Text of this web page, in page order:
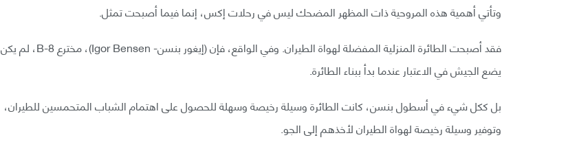
وتأتي أهمية هذه المروحية ذات المظهر المضحك ليس في رحلات إكس، إنما فيما أصبحت تمثل.
فقد أصبحت الطائرة المنزلية المفضلة لهواة الطيران. وفي الواقع، فإن (إيغور بنسن- Igor Bensen)، مخترع B-8، لم يكن
يضع الجيش في الاعتبار عندما بدأ ببناء الطائرة.
بل ككل شيء في أسطول بنسن، كانت الطائرة وسيلة رخيصة وسهلة للحصول على اهتمام الشباب المتحمسين للطيران،
وتوفير وسيلة رخيصة لهواة الطيران لأخذهم إلى الجو.